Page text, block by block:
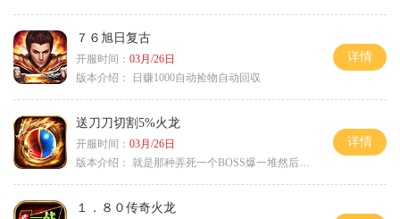
７６旭日复古
开服时间： 03月/26日
版本介绍：
日赚1000自动捡物自动回収
详情
送刀刀切割5%火龙
开服时间： 03月/26日
版本介绍： 就是那种弄死一个BOSS爆一堆然后就起飞
详情
１．８０传奇火龙